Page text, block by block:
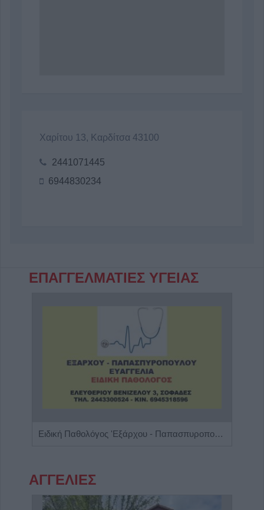
Χαρίτου 13, Καρδίτσα 43100
2441071445
6944830234
ΕΠΑΓΓΕΛΜΑΤΙΕΣ ΥΓΕΙΑΣ
Ειδική Παθολόγος 'Εξάρχου - Παπασπυροπούλου Ευαγγελία'
ΑΓΓΕΛΙΕΣ